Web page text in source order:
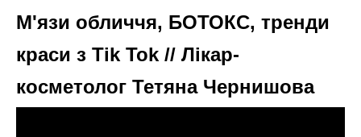
М'язи обличчя, БОТОКС, тренди
краси з Tik Tok // Лікар-
косметолог Тетяна Чернишова